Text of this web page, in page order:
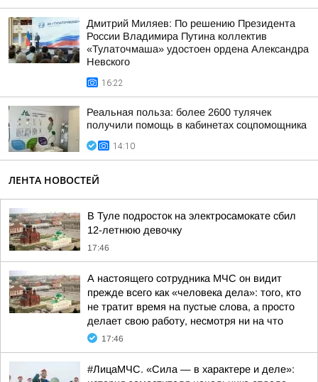
Дмитрий Миляев: По решению Президента
России Владимира Путина коллектив
«Тулаточмаша» удостоен ордена Александра
Невского
16:22
Реальная польза: более 2600 тулячек
получили помощь в кабинетах соцпомощника
14:10
ЛЕНТА НОВОСТЕЙ
В Туле подросток на электросамокате сбил
12-летнюю девочку
17:46
А настоящего сотрудника МЧС он видит
прежде всего как «человека дела»: того, кто
не тратит время на пустые слова, а просто
делает свою работу, несмотря ни на что
17:46
#ЛицаМЧС. «Сила — в характере и деле»: